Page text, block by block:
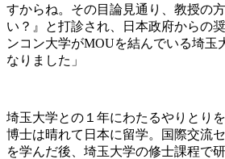
すからね。その目論見通り、教授の
い？』と打診され、日本政府からの
ンコン大学がMOUを結んでいる埼玉
なりました」
埼玉大学との１年にわたるやりとり
博士は晴れて日本に留学。国際交流
を学んだ後、埼玉大学の修士課程で